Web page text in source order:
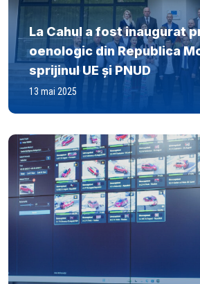
La Cahul a fost inaugurat
oenologic din Republica
sprijinul UE și PNUD
13 mai 2025